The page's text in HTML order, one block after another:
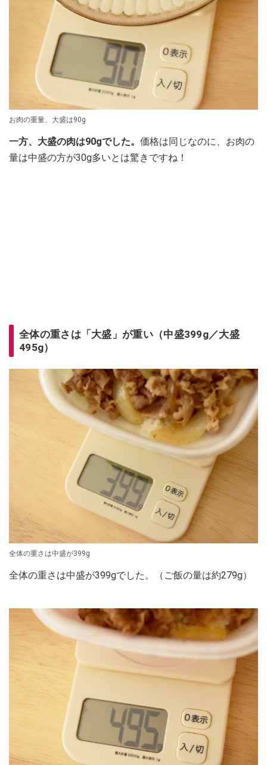
お肉の重量、大盛は90g
一方、大盛の肉は90gでした。 価格は同じなのに、お肉の
量は中盛の方が30g多いとは驚きですね！
全体の重さは「大盛」が重い（中盛399g／大盛
495g）
全体の重さは中盛が399g
全体の重さは中盛が399gでした。（ご飯の量は約279g）